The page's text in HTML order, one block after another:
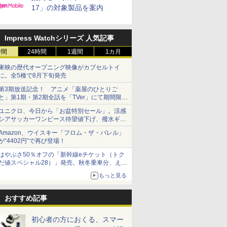
17」の対象製品を案内
Impress Watchシリーズ 人気記事
24時間 1週間 1カ月
映の歴代オープニング映像がカプセルトイ
。全5種で8月下旬発売
3期放送記念！ アニメ「薬屋のひとりご
」第1期・第2期全話を「TVer」にて期間限定
順次無料配信開始
ニクロ、今日から「お盆特別セール」。涼感
アサッカーワンピース待望値下げ、撥水ギア
ョーツは1990円に
、ウイスキー「フロム・ザ・バレル」
“4402円”で再び登場！
やぶさ50％オフの「新幹線eチケット（トク
値スペシャル28）」発売。秋冬乗車分、えき
もっと見る
おすすめ記事
初心者の方におくる、スマー